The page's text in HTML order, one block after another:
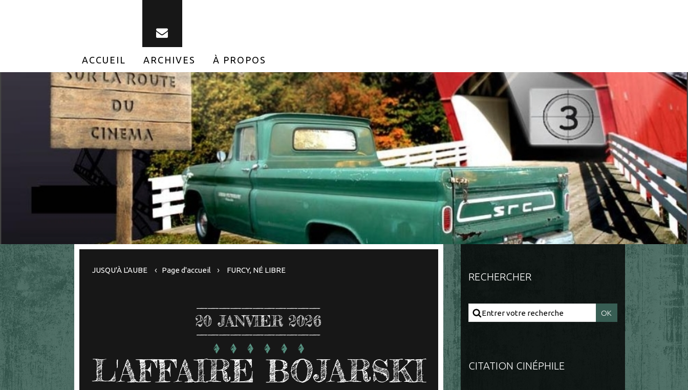
ACCUEIL ARCHIVES À PROPOS
JUSQU'À L'AUBE Page d'accueil FURCY, NÉ LIBRE
20 JANVIER 2026
L'AFFAIRE BOJARSKI
RECHERCHER
CITATION CINÉPHILE